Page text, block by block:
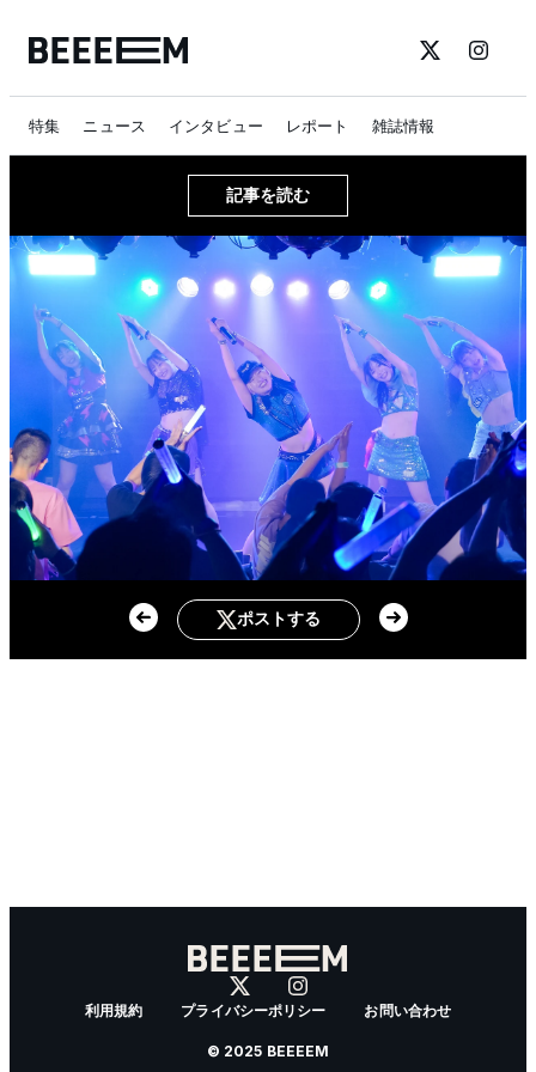
特集 ニュース インタビュー レポート 雑誌情報
記事を読む
ポストする
利用規約 プライバシーポリシー お問い合わせ
© 2025 BEEEEM